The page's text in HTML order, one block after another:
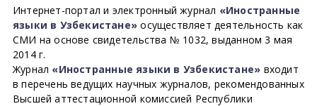
Интернет-портал и электронный журнал «Иностранные
языки в Узбекистане» осуществляет деятельность как
СМИ на основе свидетельства № 1032, выданном 3 мая
2014 г.
Журнал «Иностранные языки в Узбекистане» входит
в перечень ведущих научных журналов, рекомендованных
Высшей аттестационной комиссией Республики